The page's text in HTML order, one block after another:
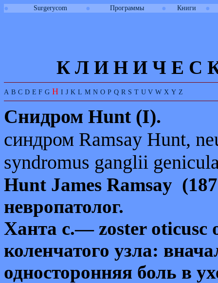
● Surgerycom ● Программы ● Книги ●
К Л И Н И Ч Е С
A B C D E F G H I J K L M N O P Q R S T U V W X Y Z
Снидром Hunt (I).
синдром Ramsay Hunt,
syndromus ganglii
Hunt James Ramsay
невропатолог.
Ханта с.— zoster oticusc
коленчатого узла:
односторонняя боль в